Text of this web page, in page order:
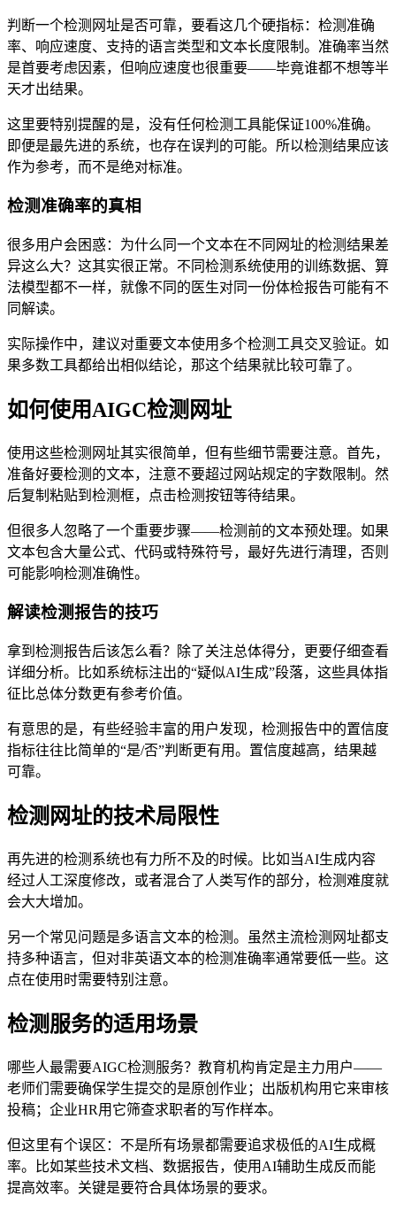
判断一个检测网址是否可靠，要看这几个硬指标：检测准确
率、响应速度、支持的语言类型和文本长度限制。准确率当然
是首要考虑因素，但响应速度也很重要——毕竟谁都不想等半
天才出结果。
这里要特别提醒的是，没有任何检测工具能保证100%准确。
即便是最先进的系统，也存在误判的可能。所以检测结果应该
作为参考，而不是绝对标准。
检测准确率的真相
很多用户会困惑：为什么同一个文本在不同网址的检测结果差
异这么大？这其实很正常。不同检测系统使用的训练数据、算
法模型都不一样，就像不同的医生对同一份体检报告可能有不
同解读。
实际操作中，建议对重要文本使用多个检测工具交叉验证。如
果多数工具都给出相似结论，那这个结果就比较可靠了。
如何使用AIGC检测网址
使用这些检测网址其实很简单，但有些细节需要注意。首先，
准备好要检测的文本，注意不要超过网站规定的字数限制。然
后复制粘贴到检测框，点击检测按钮等待结果。
但很多人忽略了一个重要步骤——检测前的文本预处理。如果
文本包含大量公式、代码或特殊符号，最好先进行清理，否则
可能影响检测准确性。
解读检测报告的技巧
拿到检测报告后该怎么看？除了关注总体得分，更要仔细查看
详细分析。比如系统标注出的“疑似AI生成”段落，这些具体指
征比总体分数更有参考价值。
有意思的是，有些经验丰富的用户发现，检测报告中的置信度
指标往往比简单的“是/否”判断更有用。置信度越高，结果越
可靠。
检测网址的技术局限性
再先进的检测系统也有力所不及的时候。比如当AI生成内容
经过人工深度修改，或者混合了人类写作的部分，检测难度就
会大大增加。
另一个常见问题是多语言文本的检测。虽然主流检测网址都支
持多种语言，但对非英语文本的检测准确率通常要低一些。这
点在使用时需要特别注意。
检测服务的适用场景
哪些人最需要AIGC检测服务？教育机构肯定是主力用户——
老师们需要确保学生提交的是原创作业；出版机构用它来审核
投稿；企业HR用它筛查求职者的写作样本。
但这里有个误区：不是所有场景都需要追求极低的AI生成概
率。比如某些技术文档、数据报告，使用AI辅助生成反而能
提高效率。关键是要符合具体场景的要求。